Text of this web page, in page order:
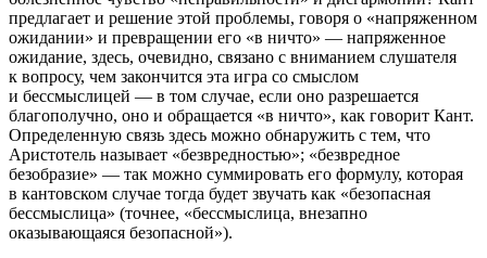
предлагает и решение этой проблемы, говоря о «напряженном
ожидании» и превращении его «в ничто» — напряженное
ожидание, здесь, очевидно, связано с вниманием слушателя
к вопросу, чем закончится эта игра со смыслом
и бессмыслицей — в том случае, если оно разрешается
благополучно, оно и обращается «в ничто», как говорит Кант.
Определенную связь здесь можно обнаружить с тем, что
Аристотель называет «безвредностью»; «безвредное
безобразие» — так можно суммировать его формулу, которая
в кантовском случае тогда будет звучать как «безопасная
бессмыслица» (точнее, «бессмыслица, внезапно
оказывающаяся безопасной»).